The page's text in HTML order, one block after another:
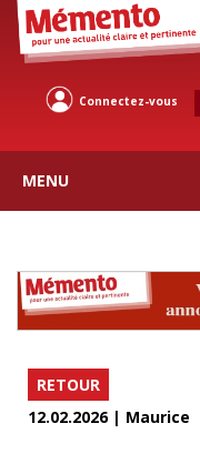
Connectez-vous
MENU
RETOUR
12.02.2026 | Maurice